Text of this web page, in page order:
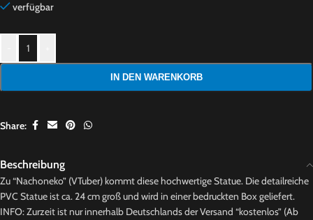
verfügbar
IN DEN WARENKORB
Share:
Beschreibung
Zu “Nachoneko” (VTuber) kommt diese hochwertige Statue. Die detailreiche
PVC Statue ist ca. 24 cm groß und wird in einer bedruckten Box geliefert.
INFO: Zurzeit ist nur innerhalb Deutschlands der Versand “kostenlos” (Ab